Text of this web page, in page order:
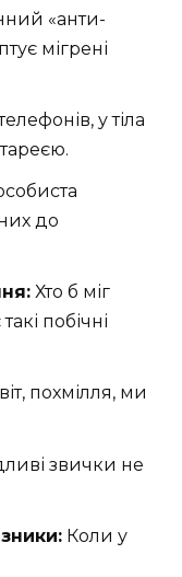
«анти-
мігрені
у тіла
до
Хто б міг
побічні
похмілля, ми
звички не
Коли у